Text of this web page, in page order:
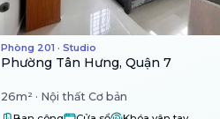
Phòng 201 · Studio
Phường Tân Hưng, Quận 7
26m² · Nội thất Cơ bản